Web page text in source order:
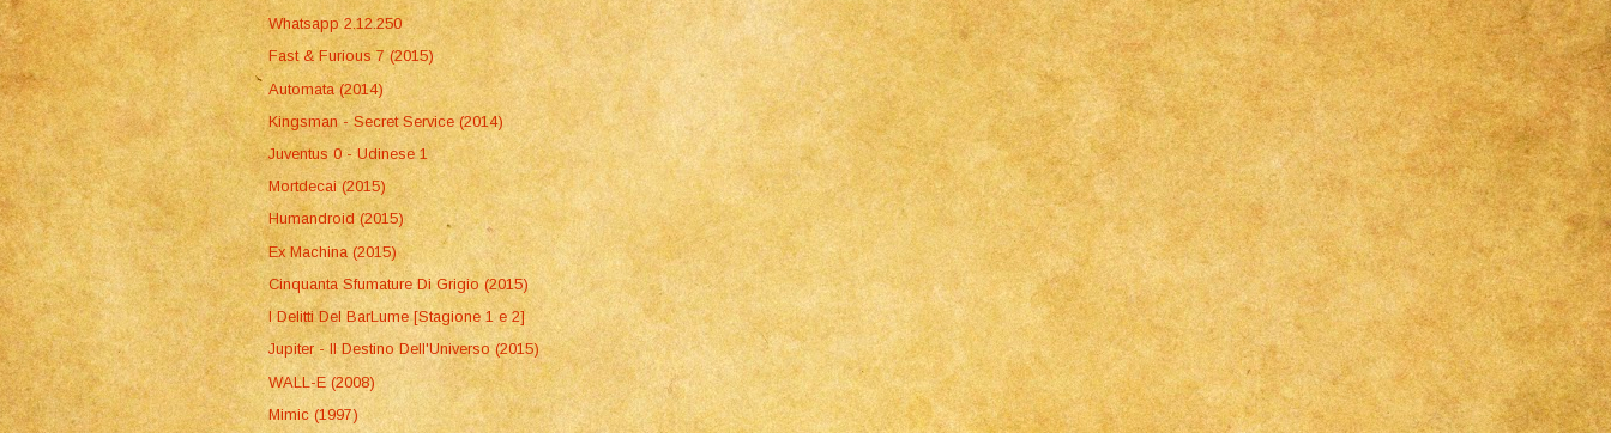
Whatsapp 2.12.250
Fast & Furious 7 (2015)
Automata (2014)
Kingsman - Secret Service (2014)
Juventus 0 - Udinese 1
Mortdecai (2015)
Humandroid (2015)
Ex Machina (2015)
Cinquanta Sfumature Di Grigio (2015)
I Delitti Del BarLume [Stagione 1 e 2]
Jupiter - Il Destino Dell'Universo (2015)
WALL-E (2008)
Mimic (1997)